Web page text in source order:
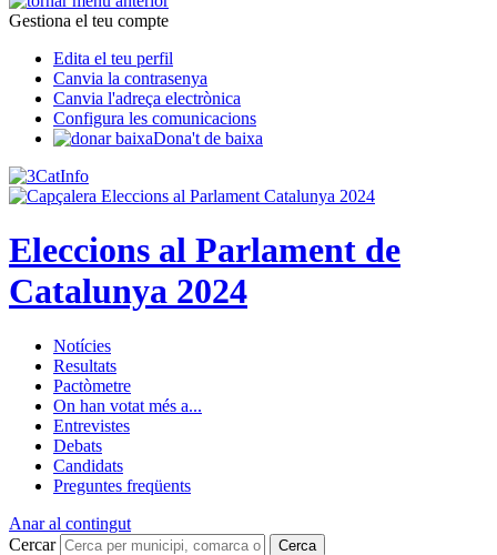
Gestiona el teu compte
Edita el teu perfil
Canvia la contrasenya
Canvia l'adreça electrònica
Configura les comunicacions
Dona't de baixa
Eleccions al Parlament de
Catalunya 2024
Notícies
Resultats
Pactòmetre
On han votat més a...
Entrevistes
Debats
Candidats
Preguntes freqüents
Anar al contingut
Cercar
Cerca